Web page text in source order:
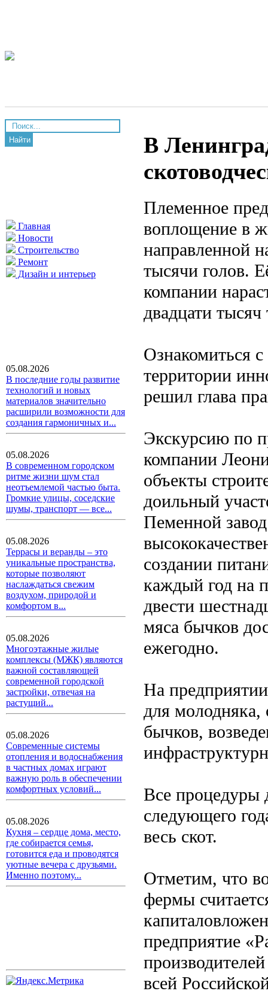
Найти
Главная
Новости
Строительство
Ремонт
Дизайн и интерьер
05.08.2026
В последние годы развитие
технологий и новых
материалов значительно
расширили возможности для
создания гармоничных и...
05.08.2026
В современном городском
ритме жизни шум стал
неотъемлемой частью быта.
Громкие улицы, соседские
шумы, транспорт — все...
05.08.2026
Террасы и веранды – это
уникальные пространства,
которые позволяют
наслаждаться свежим
воздухом, природой и
комфортом в...
05.08.2026
Многоэтажные жилые
комплексы (МЖК) являются
важной составляющей
современной городской
застройки, отвечая на
растущий...
05.08.2026
Современные системы
отопления и водоснабжения
в частных домах играют
важную роль в обеспечении
комфортных условий...
05.08.2026
Кухня – сердце дома, место,
где собирается семья,
готовится еда и проводятся
уютные вечера с друзьями.
Именно поэтому...
В
Племенное
воплощение в
направленной
тысячи голов.
компании
двадцати тысяч
Ознакомиться
территории
решил глава
Экскурсию по
компании
объекты
доильный
Пеменной
создании
каждый год на
двести
мяса бычков
ежегодно.
На
для молодняка,
бычков,
Все процедуры
следующего
весь скот.
Отметим, что
фермы
предприятие
всей